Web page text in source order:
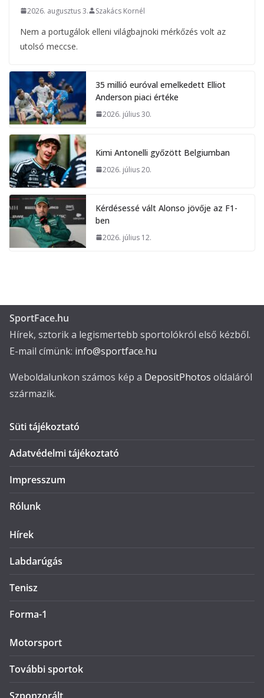
2026. augusztus 3. Szakács Kornél
Nem a portugálok elleni világbajnoki mérkőzés volt az
utolsó meccse.
35 millió euróval emelkedett Elliot
Anderson piaci értéke
2026. július 30.
Kimi Antonelli győzött Belgiumban
2026. július 20.
Kérdésessé vált Alonso jövője az F1-
ben
2026. július 12.
SportFace.hu
Hírek, sztorik a legismertebb sportolókról első kézből.
E-mail címünk: info@sportface.hu
Weboldalunkon számos kép a DepositPhotos oldaláról
származik.
Süti tájékoztató
Adatvédelmi tájékoztató
Impresszum
Rólunk
Hírek
Labdarúgás
Tenisz
Forma-1
Motorsport
További sportok